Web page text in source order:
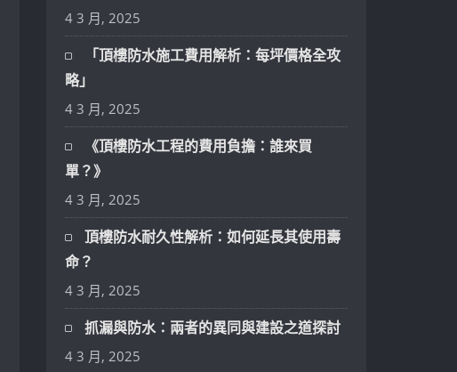
4 3 月, 2025
「頂樓防水施工費用解析：每坪價格全攻
略」
4 3 月, 2025
《頂樓防水工程的費用負擔：誰來買
單？》
4 3 月, 2025
頂樓防水耐久性解析：如何延長其使用壽
命？
4 3 月, 2025
抓漏與防水：兩者的異同與建設之道探討
4 3 月, 2025